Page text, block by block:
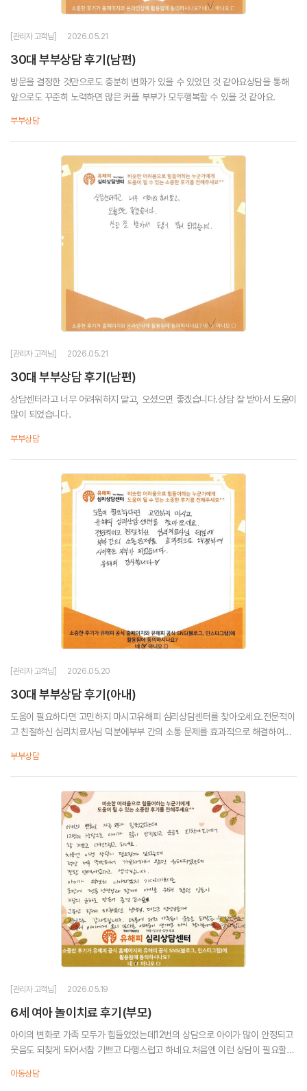
[관리자 고객님] 2026.05.21
30대 부부상담 후기(남편)
방문을 결정한 것만으로도 충분히 변화가 있을 수 있었던 것 같아요상담을 통해
앞으로도 꾸준히 노력하면 많은 커플 부부가 모두행복할 수 있을 것 같아요.
부부상담
[관리자 고객님] 2026.05.21
30대 부부상담 후기(남편)
상담센터라고 너무 어려워하지 말고, 오셨으면 좋겠습니다.상담 잘 받아서 도움이
많이 되었습니다.
부부상담
[관리자 고객님] 2026.05.20
30대 부부상담 후기(아내)
도움이 필요하다면 고민하지 마시고유해피 심리상담센터를 찾아오세요.전문적이
고 친절하신 심리치료사님 덕분에부부 간의 소통 문제를 효과적으로 해결하여사
부부상담
[관리자 고객님] 2026.05.19
6세 여아 놀이치료 후기(부모)
아이의 변화로 가족 모두가 힘들었었는데12번의 상담으로 아이가 많이 안정되고
웃음도 되찾게 되어서참 기쁘고 다행스럽고 하네요.처음엔 이런 상담이 필요할까
생각합니다.아이가 막연히 나아지겠지 기다리...
아동상담